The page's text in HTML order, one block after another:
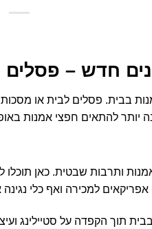
חדש – פסלים
בבית. פסלים לבית או
יותר להתאים חפצי אמנות
ותרבות שבטית. כאן
אפריקאים למכירה ואף כלי
תוך הקפדה על סטיילינג